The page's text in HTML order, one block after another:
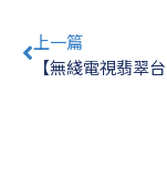
Prev
上一篇